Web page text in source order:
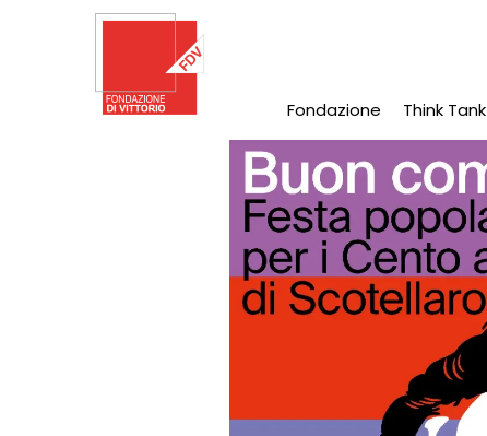
Main
Navigation
Fondazione Think Tank